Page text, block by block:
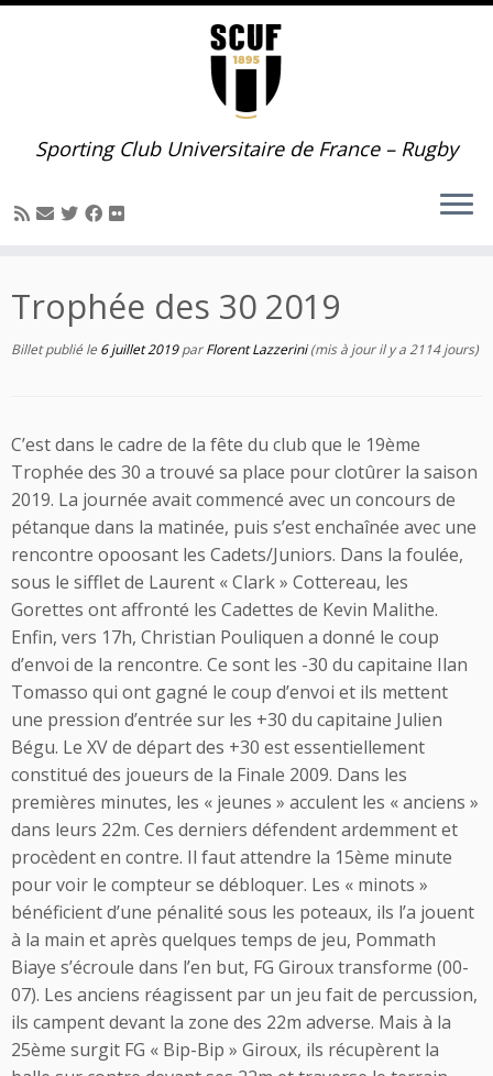
Passer
Sporting Club Universitaire de France – Rugby
Trophée des 30 2019
Billet publié le 6 juillet 2019 parFlorent Lazzerini(mis à jour il y a 2114 jours)
C’est dans le cadre de la fête du club que le 19ème
Trophée des 30 a trouvé sa place pour clotûrer la saison
2019. La journée avait commencé avec un concours de
pétanque dans la matinée, puis s’est enchaînée avec une
rencontre opoosant les Cadets/Juniors. Dans la foulée,
sous le sifflet de Laurent « Clark » Cottereau, les
Gorettes ont affronté les Cadettes de Kevin Malithe.
Enfin, vers 17h, Christian Pouliquen a donné le coup
d’envoi de la rencontre. Ce sont les -30 du capitaine Ilan
Tomasso qui ont gagné le coup d’envoi et ils mettent
une pression d’entrée sur les +30 du capitaine Julien
Bégu. Le XV de départ des +30 est essentiellement
constitué des joueurs de la Finale 2009. Dans les
premières minutes, les « jeunes » acculent les « anciens »
dans leurs 22m. Ces derniers défendent ardemment et
procèdent en contre. Il faut attendre la 15ème minute
pour voir le compteur se débloquer. Les « minots »
bénéficient d’une pénalité sous les poteaux, ils l’a jouent
à la main et après quelques temps de jeu, Pommath
Biaye s’écroule dans l’en but, FG Giroux transforme (00-
07). Les anciens réagissent par un jeu fait de percussion,
ils campent devant la zone des 22m adverse. Mais à la
25ème surgit FG « Bip-Bip » Giroux, ils récupèrent la